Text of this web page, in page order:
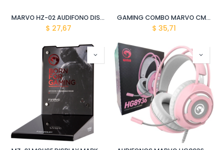
MARVO HZ-02 AUDIFONO DISPLAY MARKETING
$ 27,67
GAMING COMBO MARVO CM409 SP 4 IN 1
$ 35,71